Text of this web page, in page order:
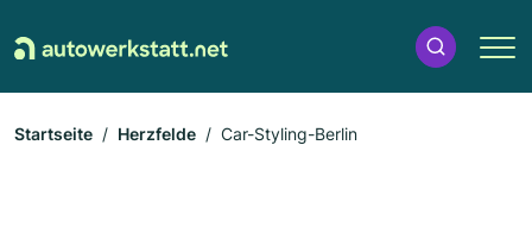
Startseite Herzfelde Car-Styling-Berlin